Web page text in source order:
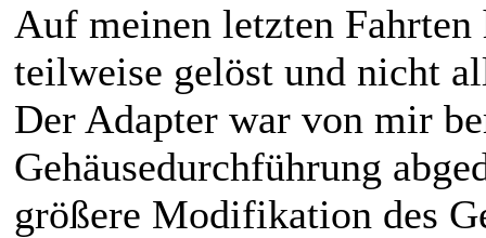
Auf meinen letzten
teilweise gelöst und nicht
Der Adapter war von mir
Gehäusedurchführung
größere Modifikation des